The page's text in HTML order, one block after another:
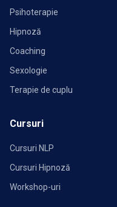
Psihoterapie
Hipnoză
Coaching
Sexologie
Terapie de cuplu
Cursuri
Cursuri NLP
Cursuri Hipnoză
Workshop-uri